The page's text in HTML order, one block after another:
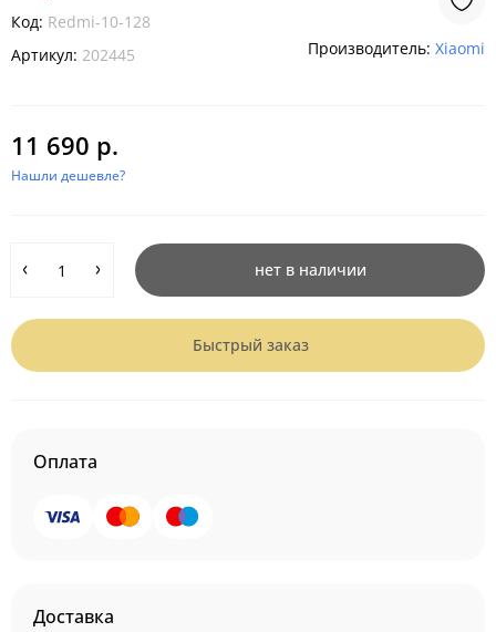
Код: Redmi-10-128
Артикул: 202445 Производитель: Xiaomi
11 690 р.
Нашли дешевле?
нет в наличии
Быстрый заказ
Оплата
Доставка